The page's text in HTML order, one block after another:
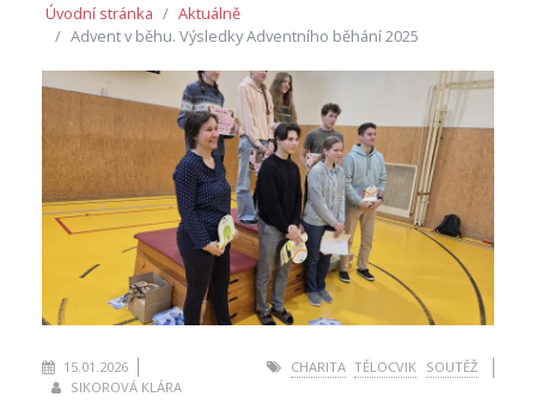
Úvodní stránka
Aktuálně
Advent v běhu. Výsledky Adventního běhání 2025
15.01.2026 CHARITA TĚLOCVIK SOUTĚŽ
SIKOROVÁ KLÁRA